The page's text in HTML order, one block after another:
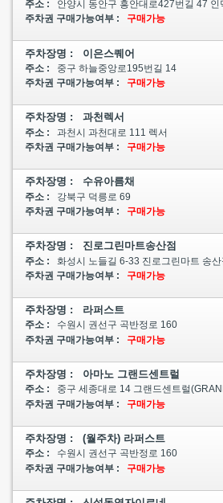
주소 :
안양시 동안구 흥안대로427번길 47
주차권 구매가능여부 :
구매가능
주차장명 : 이은스퀘어
주소 :
중구 하늘중앙로195번길 14
주차권 구매가능여부 :
구매가능
주차장명 : 과천렉서
주소 :
과천시 과천대로 111 렉서
주차권 구매가능여부 :
구매가능
주차장명 : 수유아름채
주소 :
강북구 덕릉로 69
주차권 구매가능여부 :
구매가능
주차장명 : 진로그린마트송산점
주소 :
화성시 노들길 6-33 진로그린마트 송산
주차권 구매가능여부 :
구매가능
주차장명 : 라퍼스트
주소 :
수원시 권선구 곡반정로 160
주차권 구매가능여부 :
구매가능
주차장명 : 아마노 그랜드센트럴
주소 :
중구 세종대로 14 그랜드센트럴
주차권 구매가능여부 :
구매가능
주차장명 : (월주차) 라퍼스트
주소 :
수원시 권선구 곡반정로 160
주차권 구매가능여부 :
구매가능